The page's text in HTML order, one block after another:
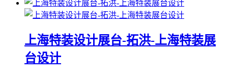
上海特装设计展台-拓洪-上海特装展
台设计